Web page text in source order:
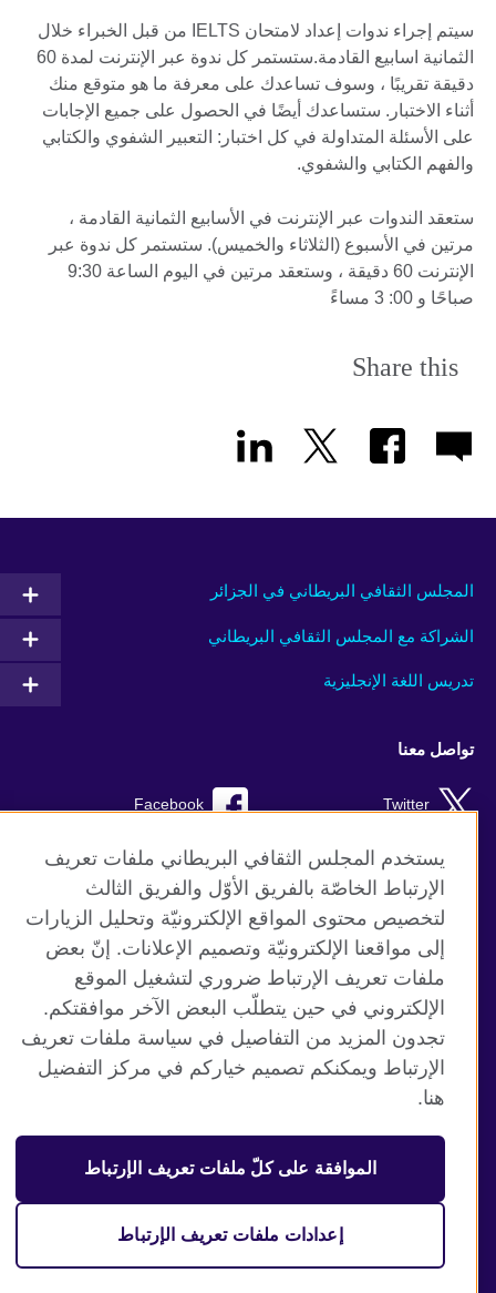
سيتم إجراء ندوات إعداد لامتحان IELTS من قبل الخبراء خلال
الثمانية اسابيع القادمة.ستستمر كل ندوة عبر الإنترنت لمدة 60
دقيقة تقريبًا ، وسوف تساعدك على معرفة ما هو متوقع منك
أثناء الاختبار. ستساعدك أيضًا في الحصول على جميع الإجابات
على الأسئلة المتداولة في كل اختبار: التعبير الشفوي والكتابي
والفهم الكتابي والشفوي.
ستعقد الندوات عبر الإنترنت في الأسابيع الثمانية القادمة ،
مرتين في الأسبوع (الثلاثاء والخميس). ستستمر كل ندوة عبر
الإنترنت 60 دقيقة ، وستعقد مرتين في اليوم الساعة 9:30
صباحًا و 00: 3 مساءً
Share this
المجلس الثقافي البريطاني في الجزائر
الشراكة مع المجلس الثقافي البريطاني
تدريس اللغة الإنجليزية
تواصل معنا
Facebook Twitter
TikTok Instagram
Youtube
موقع المجلس الثقافي البريطاني العالمي
الخصوصية وشروط الاستخدام
ملفات تعريف الإرتباط
خارطة الموقع
منظمة المملكة المتحدة الدولية للعلاقات الثقافية والفرص
يستخدم المجلس الثقافي البريطاني ملفات تعريف
الإرتباط الخاصّة بالفريق الأوّل والفريق الثالث
لتخصيص محتوى المواقع الإلكترونيّة وتحليل الزيارات
إلى مواقعنا الإلكترونيّة وتصميم الإعلانات. إنّ بعض
ملفات تعريف الإرتباط ضروري لتشغيل الموقع
الإلكتروني في حين يتطلّب البعض الآخر موافقتكم.
تجدون المزيد من التفاصيل في سياسة ملفات تعريف
الإرتباط ويمكنكم تصميم خياركم في مركز التفضيل
هنا.
الموافقة على كلّ ملفات تعريف الإرتباط
إعدادات ملفات تعريف الإرتباط